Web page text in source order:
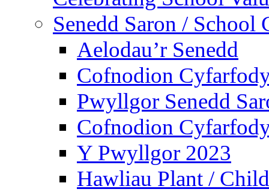
Senedd Saron / School
Aelodau’r Senedd
Cofnodion
Pwyllgor Senedd
Cofnodion
Y Pwyllgor 2023
Hawliau Plant /